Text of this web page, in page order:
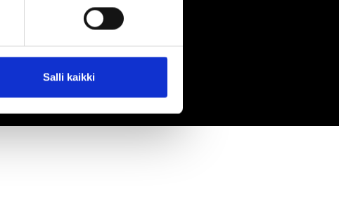
Salli kaikki